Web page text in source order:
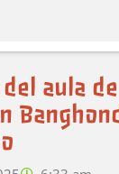
del aula